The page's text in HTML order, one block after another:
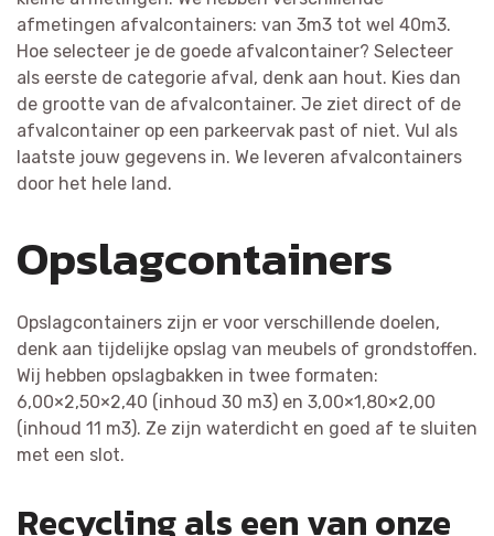
afmetingen afvalcontainers: van 3m3 tot wel 40m3.
Hoe selecteer je de goede afvalcontainer? Selecteer
als eerste de categorie afval, denk aan hout. Kies dan
de grootte van de afvalcontainer. Je ziet direct of de
afvalcontainer op een parkeervak past of niet. Vul als
laatste jouw gegevens in. We leveren afvalcontainers
door het hele land.
Opslagcontainers
Opslagcontainers zijn er voor verschillende doelen,
denk aan tijdelijke opslag van meubels of grondstoffen.
Wij hebben opslagbakken in twee formaten:
6,00×2,50×2,40 (inhoud 30 m3) en 3,00×1,80×2,00
(inhoud 11 m3). Ze zijn waterdicht en goed af te sluiten
met een slot.
Recycling als een van onze